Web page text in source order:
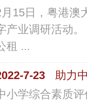
15日，粤港澳
产业调研活动
租 ...
7-23
助力
小学综合素质